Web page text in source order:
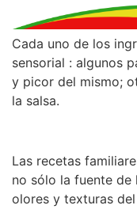
Cada uno de los
sensorial : algunos
y picor del mismo;
la salsa.
Las recetas
no sólo la fuente de
olores y texturas